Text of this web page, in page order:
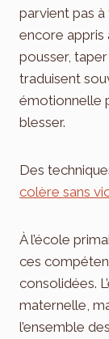
parvient pas à
encore appris
pousser,
traduisent
émotionnelle
blesser.
Des
colère sans
À l’école
ces
consolidées.
maternelle,
l’ensemble